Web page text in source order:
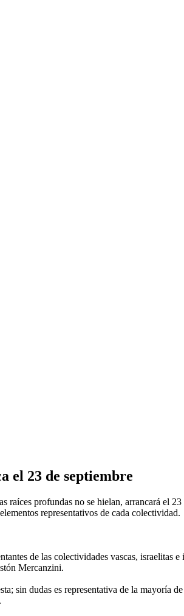
el 23 de septiembre
raíces profundas no se hielan, arrancará el
representativos de cada colectividad.
de las colectividades vascas, israelitas
Mercanzini.
sin dudas es representativa de la mayoría